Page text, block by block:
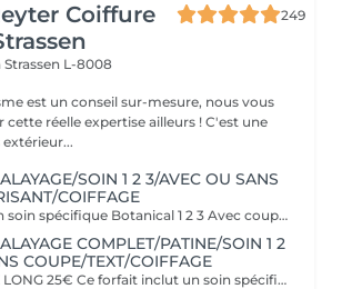
Coiffure
249
Strassen L-8008
est un conseil sur-mesure, nous vous
réelle expertise ailleurs ! C'est une
extérieur...
SOIN 1 2 3/AVEC OU SANS
COIFFAGE
Ce forfait inclut un soin spécifique Botanical 1 2 3 Avec coupe ou sans la coupe selon votre choix
COMPLET/PATINE/SOIN 1 2
COUPE/TEXT/COIFFAGE
SUPPL.CHEVEUX LONG 25€ Ce forfait inclut un soin spécifique Botanical 1 2 3 Avec coupe ou sans la coupe selon votre choix